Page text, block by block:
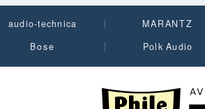
audio-technica MARANTZ
Bose
Polk Audio
PHILE WEB｜AV/オ